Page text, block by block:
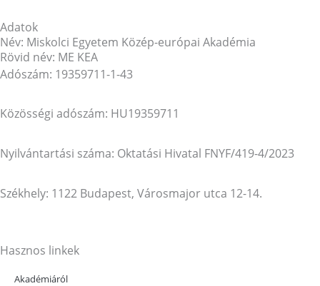
Adatok
Név: Miskolci Egyetem Közép-európai Akadémia
Rövid név: ME KEA
Adószám: 19359711-1-43
Közösségi adószám: HU19359711
Nyilvántartási száma: Oktatási Hivatal FNYF/419-4/2023
Székhely: 1122 Budapest, Városmajor utca 12-14.
Hasznos linkek
Akadémiáról